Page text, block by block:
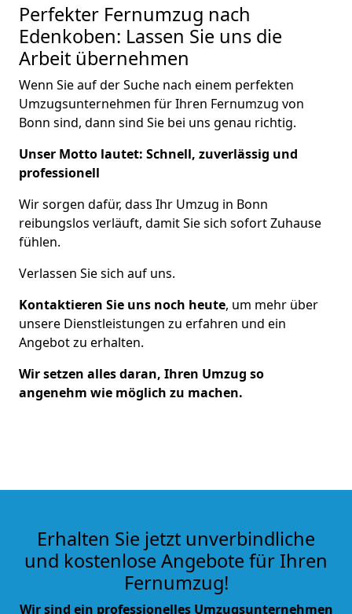
Perfekter Fernumzug nach
Edenkoben: Lassen Sie uns die
Arbeit übernehmen
Wenn Sie auf der Suche nach einem perfekten
Umzugsunternehmen für Ihren Fernumzug von
Bonn sind, dann sind Sie bei uns genau richtig.
Unser Motto lautet: Schnell, zuverlässig und
professionell
Wir sorgen dafür, dass Ihr Umzug in Bonn
reibungslos verläuft, damit Sie sich sofort Zuhause
fühlen.
Verlassen Sie sich auf uns.
Kontaktieren Sie uns noch heute, um mehr über
unsere Dienstleistungen zu erfahren und ein
Angebot zu erhalten.
Wir setzen alles daran, Ihren Umzug so
angenehm wie möglich zu machen.
Erhalten Sie jetzt unverbindliche
und kostenlose Angebote für Ihren
Fernumzug!
Wir sind ein professionelles Umzugsunternehmen